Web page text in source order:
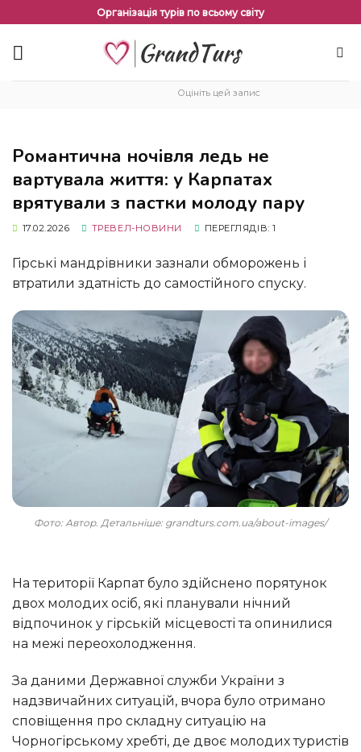
змісту
Організація турів по всьому світу
Оцініть цей запис
Романтична ночівля ледь не
вартувала життя: у Карпатах
врятували з пастки молоду пару
17.02.2026 ТРЕВЕЛ-НОВИНИ ПЕРЕГЛЯДІВ: 1
Гірські мандрівники зазнали обморожень і
втратили здатність до самостійного спуску.
Фото: Автор. Детальніше: grandturs.com.ua/about-images/
На території Карпат було здійснено порятунок
двох молодих осіб, які планували нічний
відпочинок у гірській місцевості та опинилися
на межі переохолодження.
За даними Державної служби України з
надзвичайних ситуацій, вчора було отримано
сповіщення про складну ситуацію на
Чорногірському хребті, де двоє молодих туристів